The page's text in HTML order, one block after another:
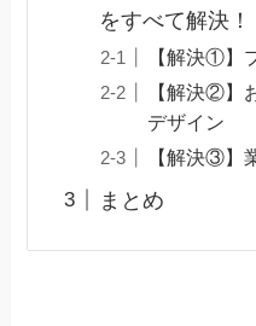
をすべて解決！
【解決①】
【解決②】
デザイン
【解決③】
まとめ